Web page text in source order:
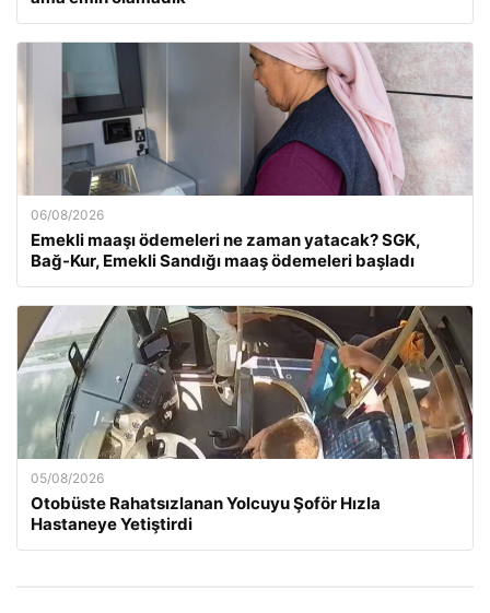
06/08/2026
Emekli maaşı ödemeleri ne zaman yatacak? SGK,
Bağ-Kur, Emekli Sandığı maaş ödemeleri başladı
05/08/2026
Otobüste Rahatsızlanan Yolcuyu Şoför Hızla
Hastaneye Yetiştirdi